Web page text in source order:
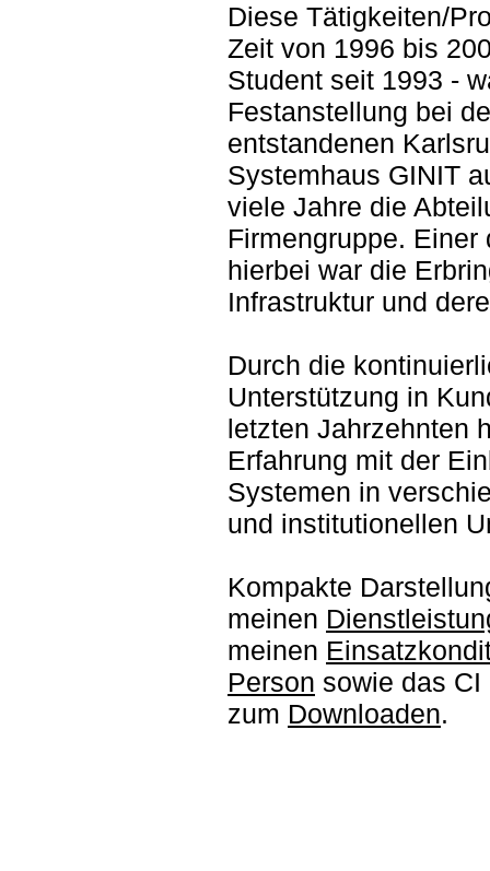
Diese Tätigkeiten/
Zeit von 1996 bis
Student seit 1993 -
Festanstellung bei
entstandenen
Systemhaus GINIT
viele Jahre die
Firmengruppe.
hierbei war die
Infrastruktur und
Durch die
Unterstützung in
letzten Jahrzehnten
Erfahrung mit der
Systemen in
und institutionellen
Kompakte
meinen
meinen
Person sowie das
zum Downloaden.